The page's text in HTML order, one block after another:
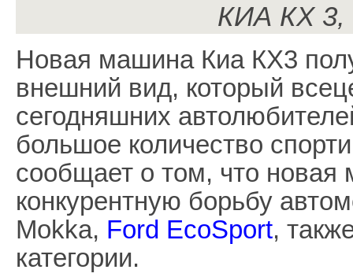
КИА КХ 3,
Новая машина Киа КХ3
внешний вид, который
сегодняшних
большое количество
сообщает о том, что новая
конкурентную борьбу
Mokka, Ford EcoSport,
категории.